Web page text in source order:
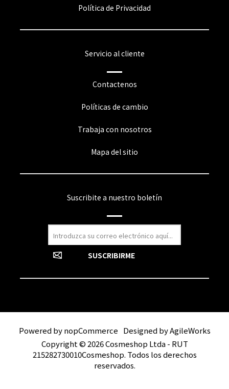
Política de Privacidad
Servicio al cliente
Contactenos
Políticas de cambio
Trabaja con nosotros
Mapa del sitio
Suscribite a nuestro boletín
Powered bynopCommerce Designed byAgileWorks
Copyright © 2026 Cosmeshop Ltda - RUT
215282730010Cosmeshop. Todos los derechos
reservados.